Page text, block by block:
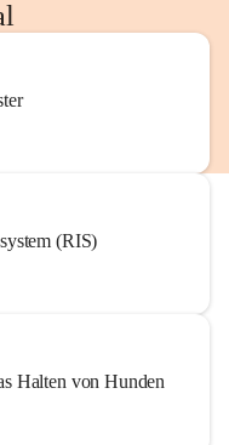
(RIS)
Halten von Hunden